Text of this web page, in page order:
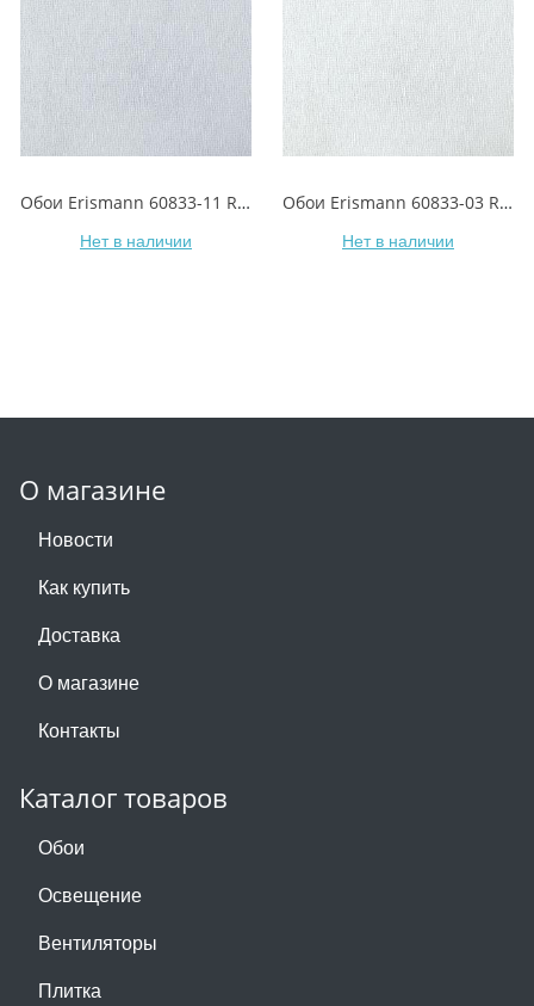
Обои Erismann 60833-11 Richard/Ричард
Нет в наличии
Обои Erismann 60833-03 Richard/Ричард
Нет в наличии
О магазине
Новости
Как купить
Доставка
О магазине
Контакты
Каталог товаров
Обои
Освещение
Вентиляторы
Плитка